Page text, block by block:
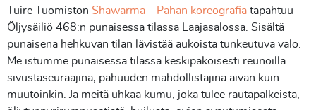
Tuire Tuomiston Shawarma – Pahan koreografia tapahtuu
Öljysäiliö 468:n punaisessa tilassa Laajasalossa. Sisältä
punaisena hehkuvan tilan lävistää aukoista tunkeutuva valo.
Me istumme punaisessa tilassa keskipakoisesti reunoilla
sivustaseuraajina, pahuuden mahdollistajina aivan kuin
muutoinkin. Ja meitä uhkaa kumu, joka tulee rautapalkeista,